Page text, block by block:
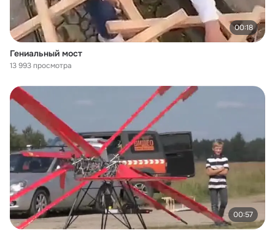
00:18
Гениальный мост
13 993 просмотра
00:57